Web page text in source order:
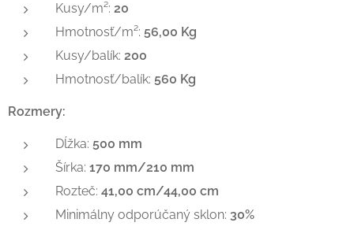
Kusy/m²: 20
Hmotnosť/m²: 56,00 Kg
Kusy/balík: 200
Hmotnosť/balík: 560 Kg
Rozmery:
Dĺžka: 500 mm
Šírka: 170 mm/210 mm
Rozteč: 41,00 cm/44,00 cm
Minimálny odporúčaný sklon: 30%